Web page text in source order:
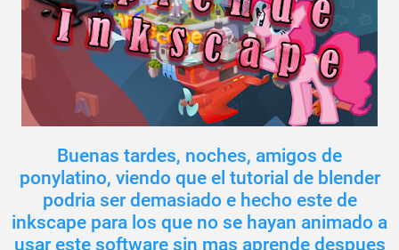
Buenas tardes, noches, amigos de
ponylatino, viendo que el tutorial de blender
podria ser demasiado e hecho este de
inkscape para los que no se hayan animado a
usar este software sin mas aprende despues